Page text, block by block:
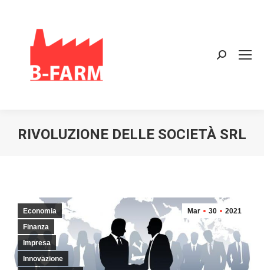
Search:
RIVOLUZIONE DELLE SOCIETÀ SRL
Mar 30 2021
Economia
Finanza
Impresa
Innovazione